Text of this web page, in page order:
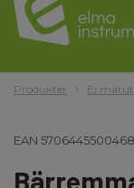
Produkter El
EAN 5706445500468